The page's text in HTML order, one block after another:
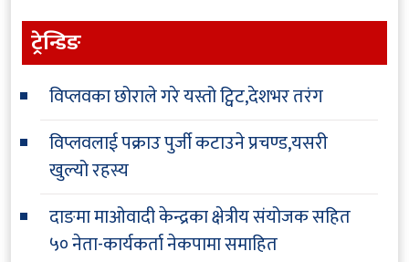
ट्रेन्डिङ
विप्लवका छोराले गरे यस्तो ट्विट,देशभर तरंग
विप्लवलाई पक्राउ पुर्जी कटाउने प्रचण्ड,यसरी
खुल्यो रहस्य
दाङमा माओवादी केन्द्रका क्षेत्रीय संयोजक सहित
५० नेता-कार्यकर्ता नेकपामा समाहित